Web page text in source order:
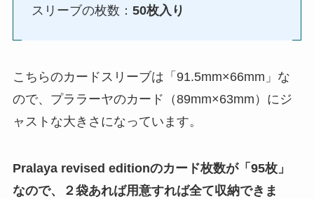
スリーブの枚数： 50枚入り
こちらのカードスリーブは「91.5mm×66mm」な
ので、プララーヤのカード（89mm×63mm）にジ
ャストな大きさになっています。
Pralaya revised editionのカード枚数が「95枚」
なので、２袋あれば用意すれば全て収納できま